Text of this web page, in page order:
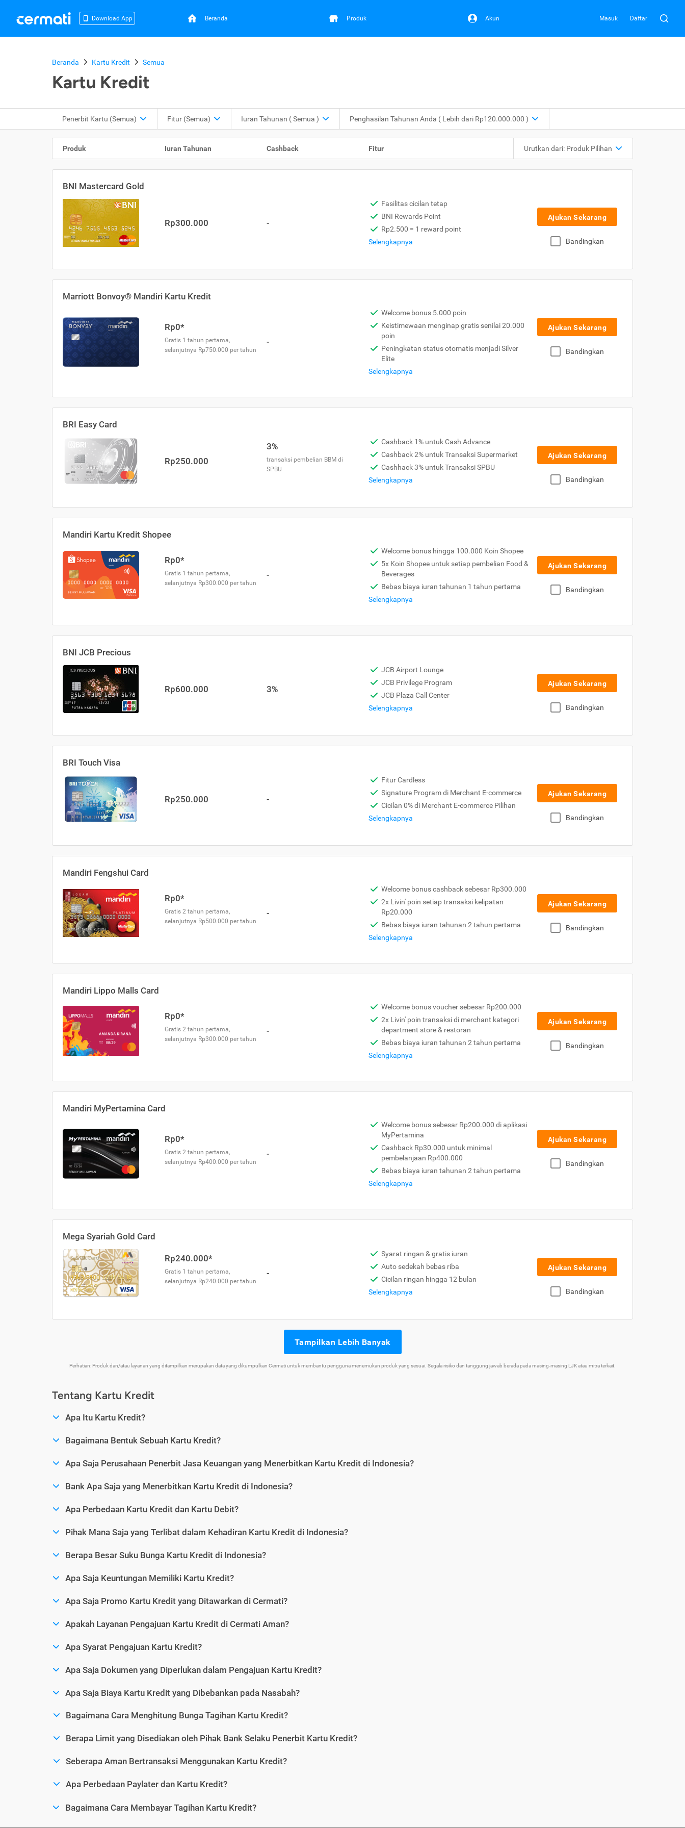
Download App Beranda Produk Akun Masuk Daftar
Beranda Kartu Kredit Semua
Kartu Kredit
Penerbit Kartu (Semua) Fitur (Semua) Iuran Tahunan ( Semua ) Penghasilan Tahunan Anda ( Lebih dari Rp120.000.000 )
Produk Iuran Tahunan Cashback Fitur Urutkan dari: Produk Pilihan
BNI Mastercard Gold
Rp300.000 -
Fasilitas cicilan tetap
BNI Rewards Point
Rp2.500 = 1 reward point
Selengkapnya
Ajukan Sekarang
Bandingkan
Marriott Bonvoy® Mandiri Kartu Kredit
Rp0*
Gratis 1 tahun pertama,
selanjutnya Rp750.000 per tahun
-
Welcome bonus 5.000 poin
Keistimewaan menginap gratis senilai 20.000
poin
Peningkatan status otomatis menjadi Silver
Elite
Selengkapnya
Ajukan Sekarang
Bandingkan
BRI Easy Card
Rp250.000
3%
transaksi pembelian BBM di
SPBU
Cashback 1% untuk Cash Advance
Cashback 2% untuk Transaksi Supermarket
Cashhack 3% untuk Transaksi SPBU
Selengkapnya
Ajukan Sekarang
Bandingkan
Mandiri Kartu Kredit Shopee
Rp0*
Gratis 1 tahun pertama,
selanjutnya Rp300.000 per tahun
-
Welcome bonus hingga 100.000 Koin Shopee
5x Koin Shopee untuk setiap pembelian Food &
Beverages
Bebas biaya iuran tahunan 1 tahun pertama
Selengkapnya
Ajukan Sekarang
Bandingkan
BNI JCB Precious
Rp600.000 3%
JCB Airport Lounge
JCB Privilege Program
JCB Plaza Call Center
Selengkapnya
Ajukan Sekarang
Bandingkan
BRI Touch Visa
Rp250.000 -
Fitur Cardless
Signature Program di Merchant E-commerce
Cicilan 0% di Merchant E-commerce Pilihan
Selengkapnya
Ajukan Sekarang
Bandingkan
Mandiri Fengshui Card
Rp0*
Gratis 2 tahun pertama,
selanjutnya Rp500.000 per tahun
-
Welcome bonus cashback sebesar Rp300.000
2x Livin' poin setiap transaksi kelipatan
Rp20.000
Bebas biaya iuran tahunan 2 tahun pertama
Selengkapnya
Ajukan Sekarang
Bandingkan
Mandiri Lippo Malls Card
Rp0*
Gratis 2 tahun pertama,
selanjutnya Rp300.000 per tahun
-
Welcome bonus voucher sebesar Rp200.000
2x Livin' poin transaksi di merchant kategori
department store & restoran
Bebas biaya iuran tahunan 2 tahun pertama
Selengkapnya
Ajukan Sekarang
Bandingkan
Mandiri MyPertamina Card
Rp0*
Gratis 2 tahun pertama,
selanjutnya Rp400.000 per tahun
-
Welcome bonus sebesar Rp200.000 di aplikasi
MyPertamina
Cashback Rp30.000 untuk minimal
pembelanjaan Rp400.000
Bebas biaya iuran tahunan 2 tahun pertama
Selengkapnya
Ajukan Sekarang
Bandingkan
Mega Syariah Gold Card
Rp240.000*
Gratis 1 tahun pertama,
selanjutnya Rp240.000 per tahun
-
Syarat ringan & gratis iuran
Auto sedekah bebas riba
Cicilan ringan hingga 12 bulan
Selengkapnya
Ajukan Sekarang
Bandingkan
Tampilkan Lebih Banyak
Perhatian: Produk dan/atau layanan yang ditampilkan merupakan data yang dikumpulkan Cermati untuk membantu pengguna menemukan produk yang sesuai. Segala risiko dan tanggung jawab berada pada masing-masing LJK atau mitra terkait.
Tentang Kartu Kredit
Apa Itu Kartu Kredit?
Bagaimana Bentuk Sebuah Kartu Kredit?
Apa Saja Perusahaan Penerbit Jasa Keuangan yang Menerbitkan Kartu Kredit di Indonesia?
Bank Apa Saja yang Menerbitkan Kartu Kredit di Indonesia?
Apa Perbedaan Kartu Kredit dan Kartu Debit?
Pihak Mana Saja yang Terlibat dalam Kehadiran Kartu Kredit di Indonesia?
Berapa Besar Suku Bunga Kartu Kredit di Indonesia?
Apa Saja Keuntungan Memiliki Kartu Kredit?
Apa Saja Promo Kartu Kredit yang Ditawarkan di Cermati?
Apakah Layanan Pengajuan Kartu Kredit di Cermati Aman?
Apa Syarat Pengajuan Kartu Kredit?
Apa Saja Dokumen yang Diperlukan dalam Pengajuan Kartu Kredit?
Apa Saja Biaya Kartu Kredit yang Dibebankan pada Nasabah?
Bagaimana Cara Menghitung Bunga Tagihan Kartu Kredit?
Berapa Limit yang Disediakan oleh Pihak Bank Selaku Penerbit Kartu Kredit?
Seberapa Aman Bertransaksi Menggunakan Kartu Kredit?
Apa Perbedaan Paylater dan Kartu Kredit?
Bagaimana Cara Membayar Tagihan Kartu Kredit?